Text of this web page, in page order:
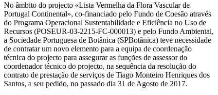
No âmbito do projecto «Lista Vermelha da Flora Vascular de
Portugal Continental», co-financiado pelo Fundo de Coesão através
do Programa Operacional Sustentabilidade e Eficiência no Uso de
Recursos (POSEUR-03-2215-FC-000013) e pelo Fundo Ambiental,
a Sociedade Portuguesa de Botânica (SPBotânica) teve necessidade
de contratar um novo elemento para a equipa de coordenação
técnica do projecto para assegurar as funções de assessor do
coordenador técnico do projecto, na sequência da resolução do
contrato de prestação de serviços de Tiago Monteiro Henriques dos
Santos, a seu pedido, no passado dia 31 de Agosto de 2017.